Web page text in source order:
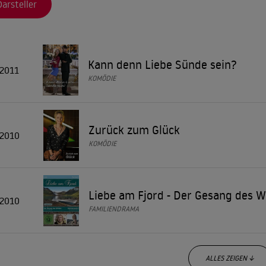
2011 Kann denn Liebe Sünde sein?
KOMÖDIE
2010 Zurück zum Glück
KOMÖDIE
2010 Liebe am Fjord - Der Gesang des
FAMILIENDRAMA
ALLES ZEIGEN ↓